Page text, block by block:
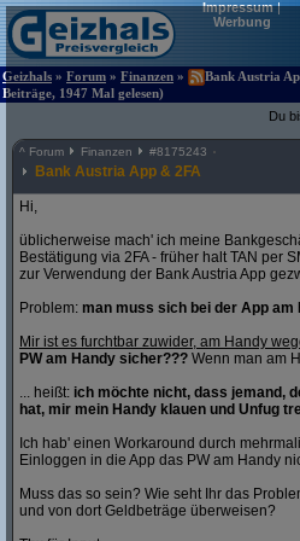
Impressum|
Werbung
Geizhals » Forum » Finanzen »
Bank Austria
Beiträge, 1947 Mal gelesen)
Du
^ Forum Finanzen #8175243
Bank Austria App & 2FA
Hi,
üblicherweise mach' ich meine
Bestätigung via 2FA - früher halt TAN per
zur Verwendung der Bank Austria App
Problem: man muss sich bei der App am
Mir ist es furchtbar zuwider, am Handy
PW am Handy sicher??? Wenn man am
... heißt: ich möchte nicht, dass jemand,
hat, mir mein Handy klauen und Unfug
Ich hab' einen Workaround durch
Einloggen in die App das PW am Handy
Muss das so sein? Wie seht Ihr das
und von dort Geldbeträge überweisen?